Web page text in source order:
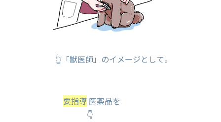
👆「獣医師」のイメージとして。
要指導 医薬品を
👇